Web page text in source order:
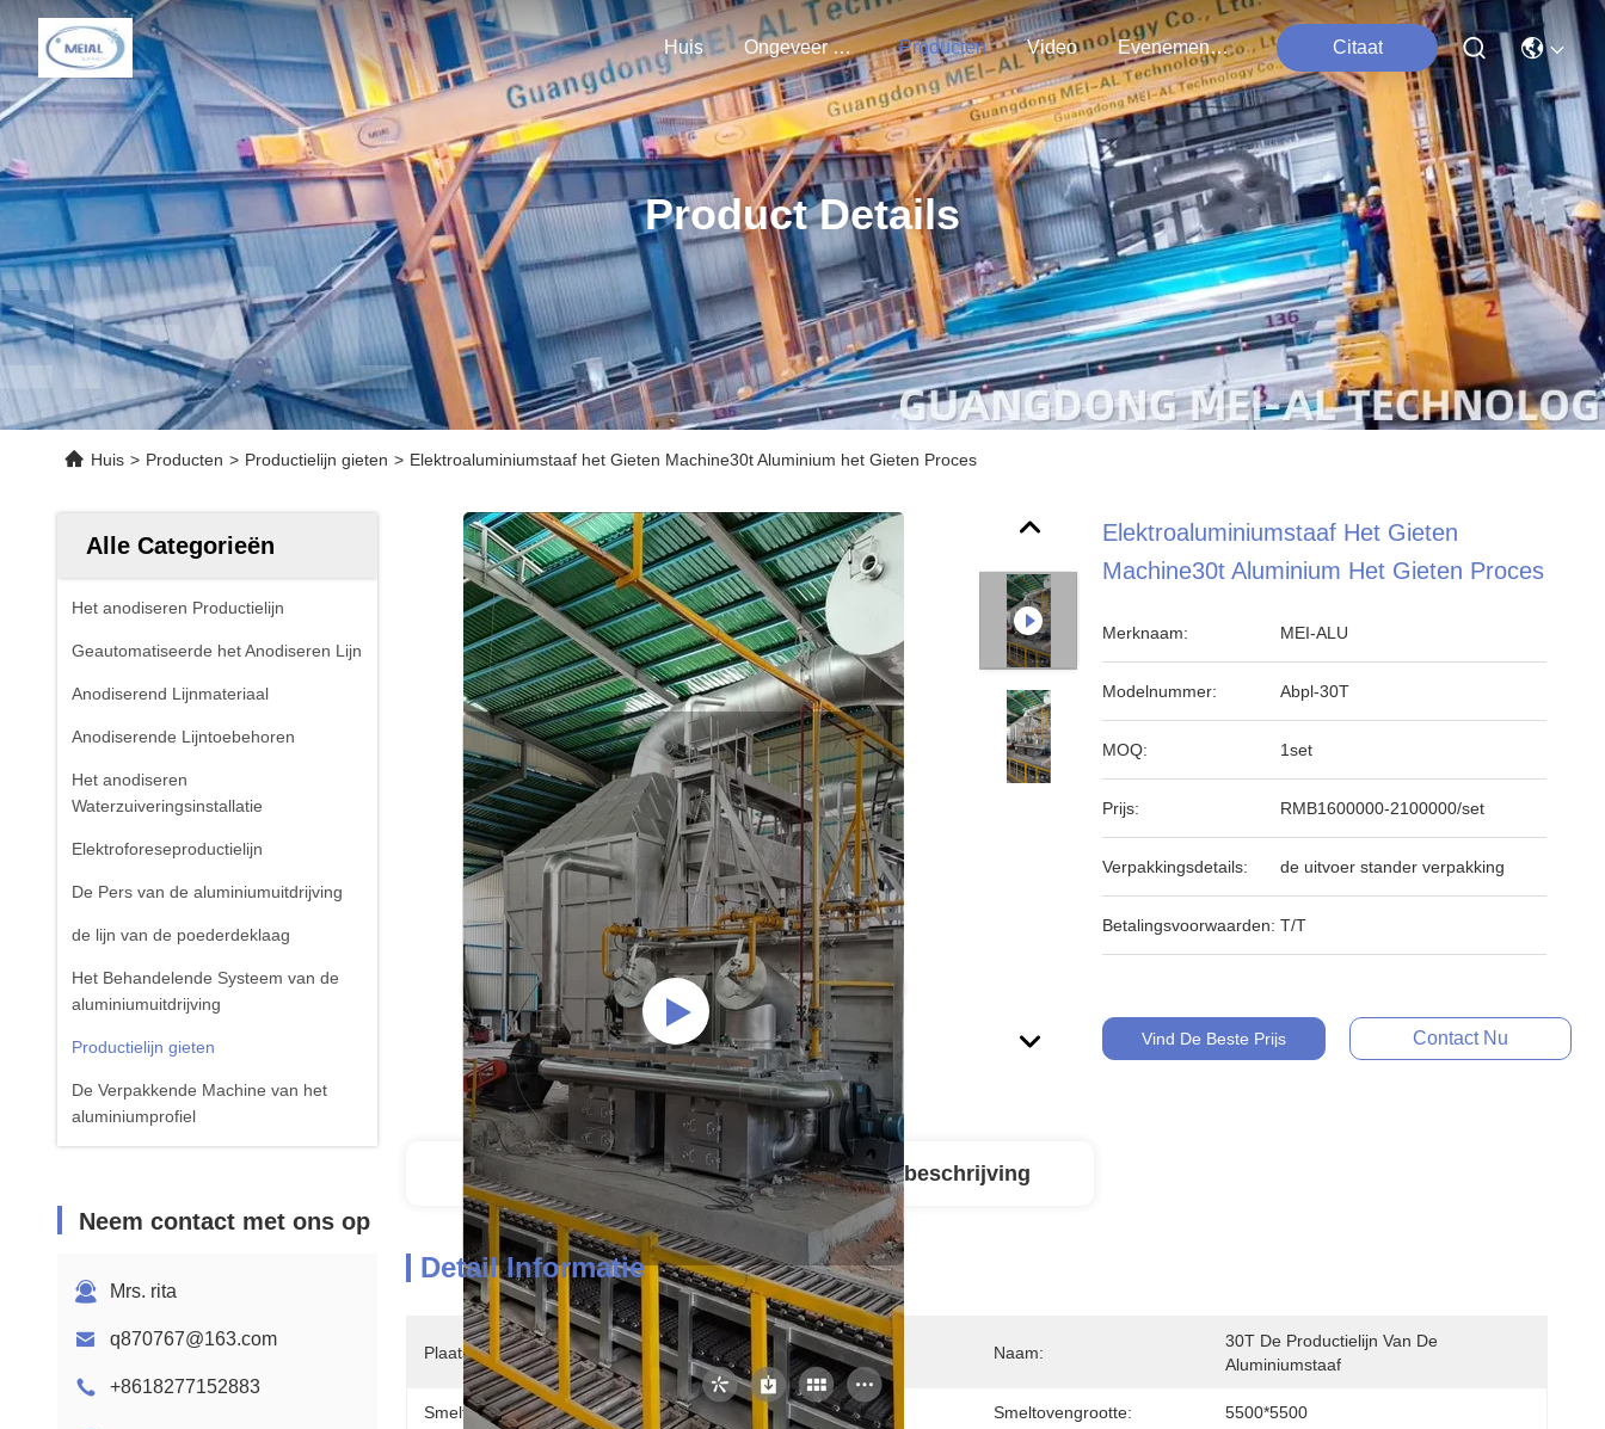
Huis Ongeveer Ons Producten Video Evenementen Citaat
Product Details
Huis > Producten > Productielijn gieten > Elektroaluminiumstaaf het Gieten Machine30t Aluminium het Gieten Proces
Alle Categorieën
Het anodiseren Productielijn
Geautomatiseerde het Anodiseren Lijn
Anodiserend Lijnmateriaal
Anodiserende Lijntoebehoren
Het anodiseren
Waterzuiveringsinstallatie
Elektroforeseproductielijn
De Pers van de aluminiumuitdrijving
de lijn van de poederdeklaag
Het Behandelende Systeem van de
aluminiumuitdrijving
Productielijn gieten
De Verpakkende Machine van het
aluminiumprofiel
Neem contact met ons op
Mrs. rita
q870767@163.com
+8618277152883
Elektroaluminiumstaaf Het Gieten
Machine30t Aluminium Het Gieten Proces
Merknaam: MEI-ALU
Modelnummer: Abpl-30T
MOQ: 1set
Prijs: RMB1600000-2100000/set
Verpakkingsdetails: de uitvoer stander verpakking
Betalingsvoorwaarden: T/T
Vind De Beste Prijs Contact Nu
Detail Informatie Productbeschrijving
Detail Informatie
Plaats Van Herkomst: CHINA Naam:
30T De Productielijn Van De
Aluminiumstaaf
Smeltovencapaciteit: 30t Smeltovengrootte: 5500*5500